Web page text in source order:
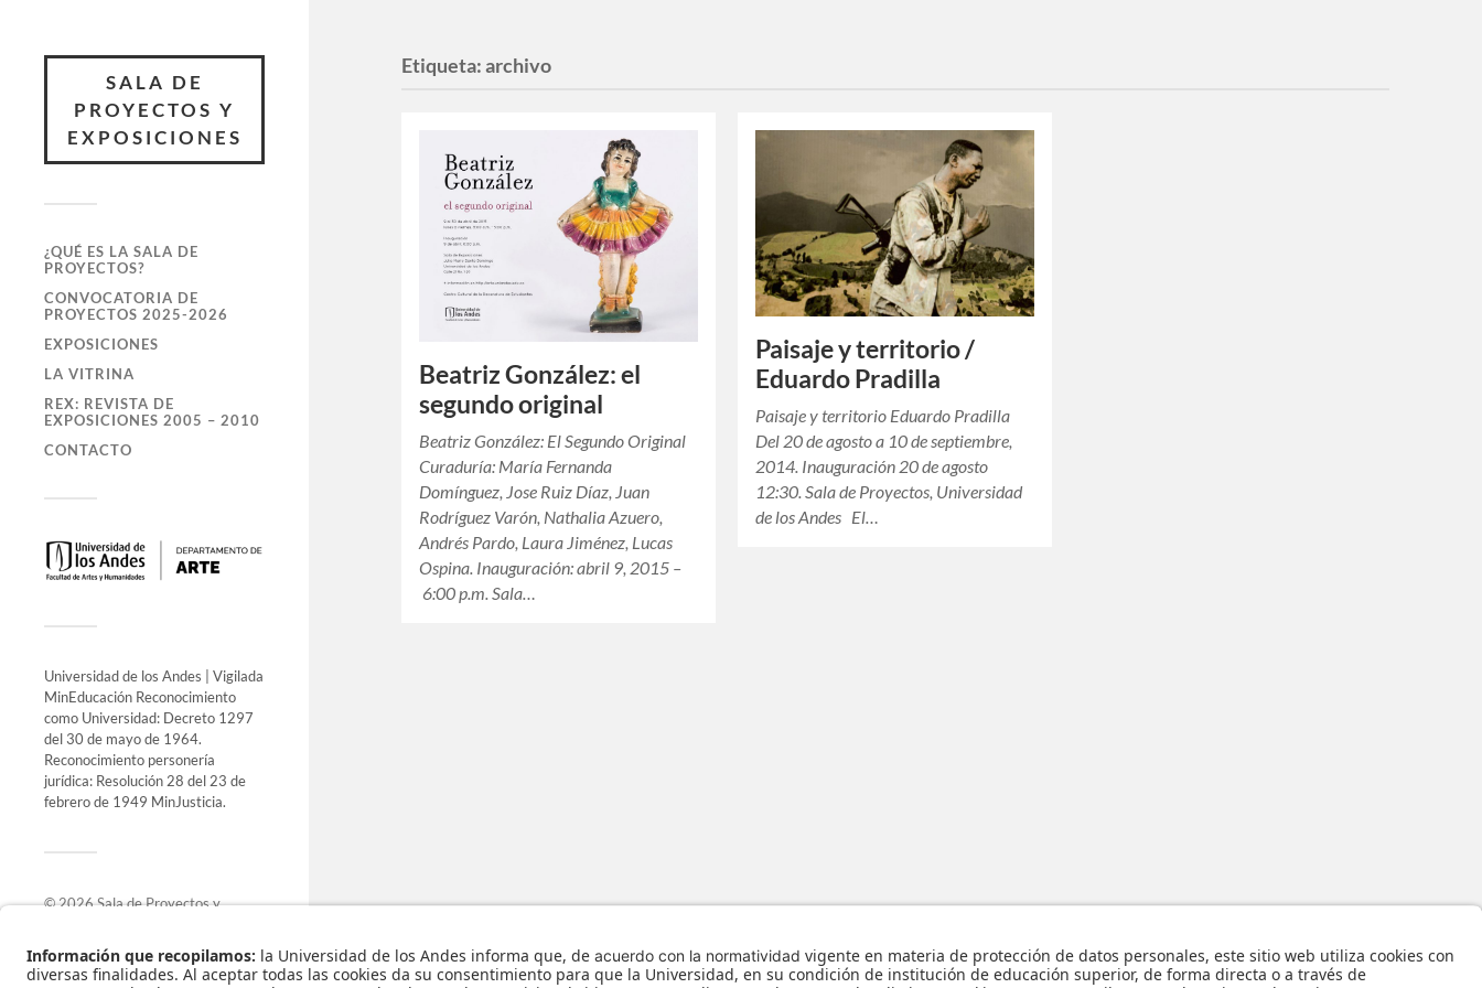
SALA DE
PROYECTOS Y
EXPOSICIONES
¿QUÉ ES LA SALA DE
PROYECTOS?
CONVOCATORIA DE
PROYECTOS 2025-2026
EXPOSICIONES
LA VITRINA
REX: REVISTA DE
EXPOSICIONES 2005 – 2010
CONTACTO
Universidad de los Andes | Vigilada
MinEducación Reconocimiento
como Universidad: Decreto 1297
del 30 de mayo de 1964.
Reconocimiento personería
jurídica: Resolución 28 del 23 de
febrero de 1949 MinJusticia.
© 2026Sala de Proyectos y
Funciona con
.
Tema deAnders Norén.
Etiqueta:archivo
Beatriz González: el
segundo original
Beatriz González: El Segundo Original
Curaduría: María Fernanda
Domínguez, Jose Ruiz Díaz, Juan
Rodríguez Varón, Nathalia Azuero,
Andrés Pardo, Laura Jiménez, Lucas
Ospina. Inauguración: abril 9, 2015 –
6:00 p.m. Sala…
Paisaje y territorio /
Eduardo Pradilla
Paisaje y territorio Eduardo Pradilla
Del 20 de agosto a 10 de septiembre,
2014. Inauguración 20 de agosto
12:30. Sala de Proyectos, Universidad
de los Andes El…